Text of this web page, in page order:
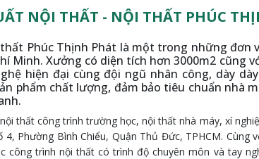
NỘI THẤT - NỘI THẤT PHÚC
Phúc Thịnh Phát là một trong những đơn
Minh. Xưởng có diện tích hơn 3000m2 cũng
hiện đại cùng đội ngũ nhân công, dày
phẩm chất lượng, đảm bảo tiêu chuẩn nhà
thất công trình trường học, nội thất nhà máy, xí
Phường Bình Chiểu, Quận Thủ Đức, TPHCM. Cùng
công trình nội thất có trình độ chuyên môn và tay